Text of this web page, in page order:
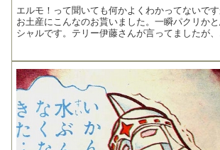
エルモ！って聞いても何かよくわかってないで
お土産にこんなのお貰いました。一瞬パクリか
シャルです。テリー伊藤さんが言ってましたが、